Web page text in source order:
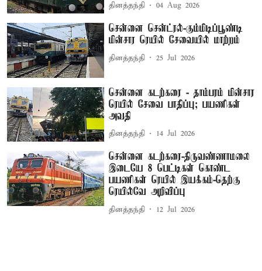
தினத்தந்தி 04 Aug 2026
சென்னை சென்ட்ரல்-கும்மிடிப்பூண்டி
மின்சார ரெயில் சேவையில் மாற்றம்
தினத்தந்தி 25 Jul 2026
சென்னை கடற்கரை - தாம்பரம் மின்சார
ரெயில் சேவை பாதிப்பு; பயணிகள்
அவதி
தினத்தந்தி 14 Jul 2026
சென்னை கடற்கரை-திருவண்ணாமலை
இடையே 8 பெட்டிகள் கொண்ட
பயணிகள் ரெயில் இயக்கம்-தெற்கு
ரெயில்வே அறிவிப்பு
தினத்தந்தி 12 Jul 2026